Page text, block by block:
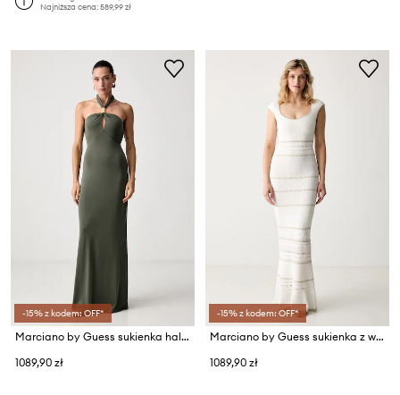
Najniższa cena:589,99 zł
-15% z kodem: OFF*
Marciano by Guess sukienka halter z modalem SORAYA
1089,90 zł
-15% z kodem: OFF*
Marciano by Guess sukienka z wiskozą JUMA
1089,90 zł